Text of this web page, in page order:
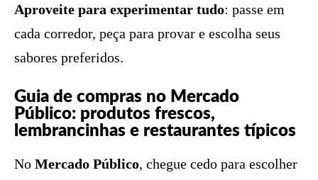
Aproveite para experimentar tudo: passe em
cada corredor, peça para provar e escolha seus
sabores preferidos.
Guia de compras no Mercado
Público: produtos frescos,
lembrancinhas e restaurantes típicos
No Mercado Público, chegue cedo para escolher